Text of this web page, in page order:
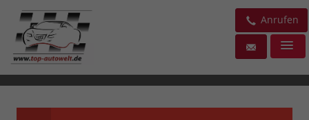
Anrufen